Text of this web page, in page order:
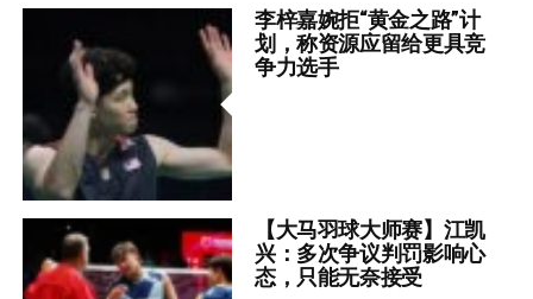
李梓嘉婉拒“黄金之路”计
划，称资源应留给更具竞
争力选手
【大马羽球大师赛】江凯
兴：多次争议判罚影响心
态，只能无奈接受